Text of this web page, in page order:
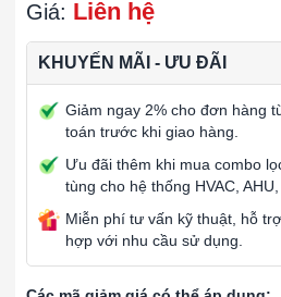
Giá: Liên hệ
KHUYẾN MÃI - ƯU ĐÃI
Giảm ngay 2% cho đơn hàng
toán trước khi giao hàng.
Ưu đãi thêm khi mua combo
tùng cho hệ thống HVAC, AHU,
Miễn phí tư vấn kỹ thuật, hỗ
hợp với nhu cầu sử dụng.